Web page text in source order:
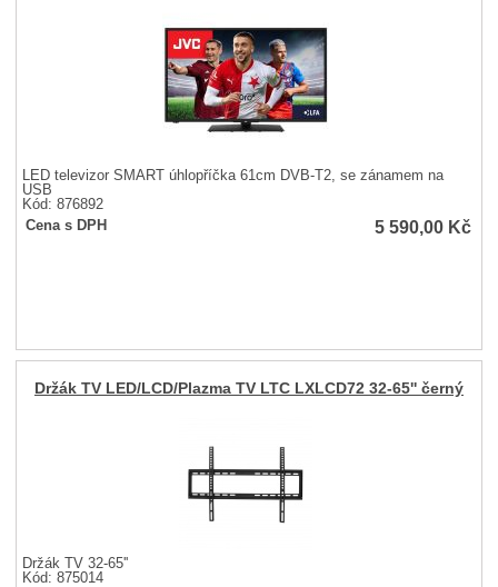
LED televizor SMART úhlopříčka 61cm DVB-T2, se zánamem na
USB
Kód: 876892
Cena s DPH
5 590,00 Kč
Držák TV LED/LCD/Plazma TV LTC LXLCD72 32-65'' černý
Držák TV 32-65''
Kód: 875014